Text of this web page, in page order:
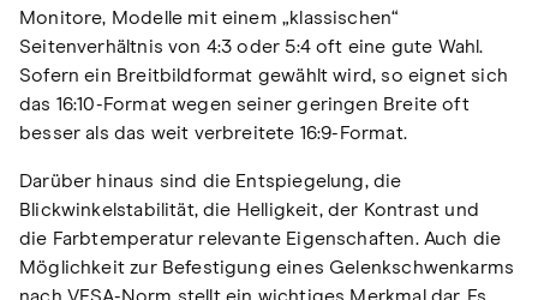
Monitore, Modelle mit einem „klassischen“
Seitenverhältnis von 4:3 oder 5:4 oft eine gute Wahl.
Sofern ein Breitbildformat gewählt wird, so eignet sich
das 16:10-Format wegen seiner geringen Breite oft
besser als das weit verbreitete 16:9-Format.
Darüber hinaus sind die Entspiegelung, die
Blickwinkelstabilität, die Helligkeit, der Kontrast und
die Farbtemperatur relevante Eigenschaften. Auch die
Möglichkeit zur Befestigung eines Gelenkschwenkarms
nach VESA-Norm stellt ein wichtiges Merkmal dar. Es